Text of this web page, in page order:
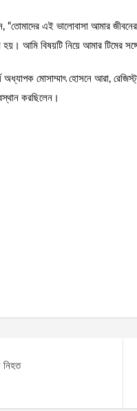
বলেন, “তোমাদের এই ভালোবাসা আমার
হয়। আমি বিষয়টি নিয়ে আমার টিমের
অধ্যাপক মোসাম্মাৎ হোসনে আরা,
করছিলেন।
নিহত